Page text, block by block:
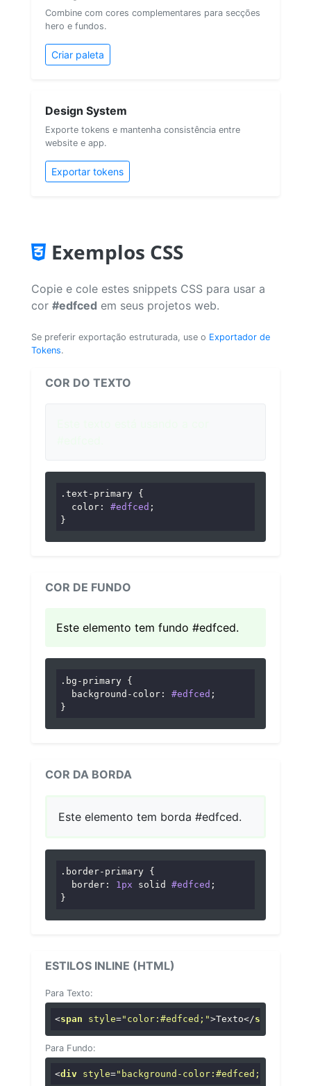
Combine com cores complementares para secções
hero e fundos.
Criar paleta
Design System
Exporte tokens e mantenha consistência entre
website e app.
Exportar tokens
Exemplos CSS
Copie e cole estes snippets CSS para usar a
cor #edfced em seus projetos web.
Se preferir exportação estruturada, use o Exportador de
Tokens.
COR DO TEXTO
.text-primary {
color : #edfced ;
}
COR DE FUNDO
Este elemento tem fundo #edfced.
.bg-primary {
background-color : #edfced ;
}
COR DA BORDA
Este elemento tem borda #edfced.
.border-primary {
border : 1px solid #edfced ;
}
ESTILOS INLINE (HTML)
Para Texto:
<span style="color:#edfced;">Texto</span
Para Fundo:
<div style="background-color:#edfced;"